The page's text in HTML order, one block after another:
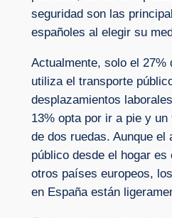
seguridad son las
españoles al elegir su
Actualmente, solo el 27%
utiliza el transporte
desplazamientos
13% opta por ir a pie y
de dos ruedas. Aunque el
público desde el hogar es
otros países europeos,
en España están